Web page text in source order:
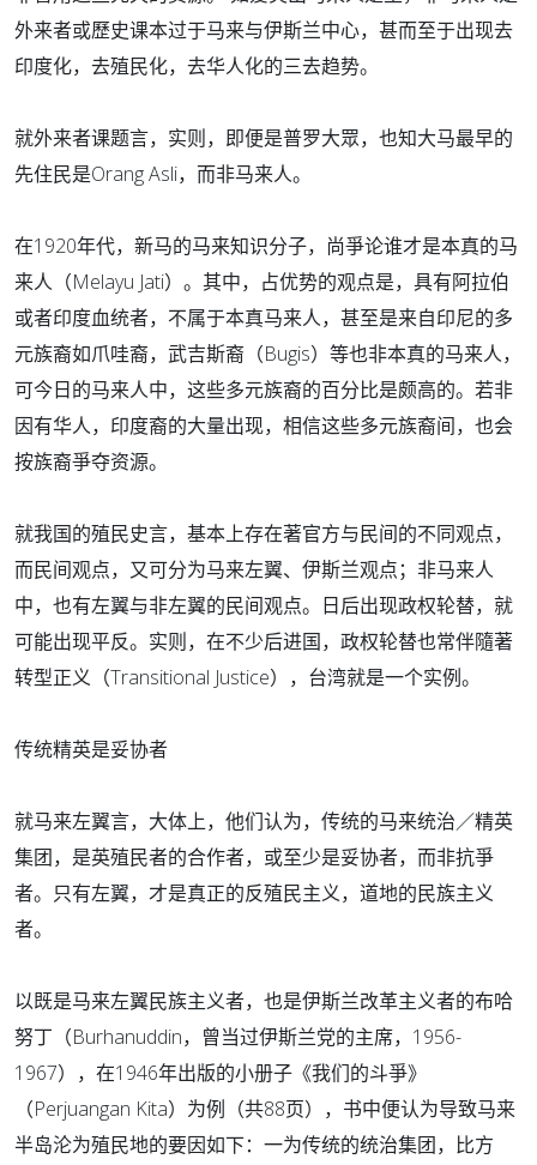
外来者或歷史课本过于马来与伊斯兰中心，甚而至于出现去
印度化，去殖民化，去华人化的三去趋势。
就外来者课题言，实则，即便是普罗大眾，也知大马最早的
先住民是Orang Asli，而非马来人。
在1920年代，新马的马来知识分子，尚爭论谁才是本真的马
来人（Melayu Jati）。其中，占优势的观点是，具有阿拉伯
或者印度血统者，不属于本真马来人，甚至是来自印尼的多
元族裔如爪哇裔，武吉斯裔（Bugis）等也非本真的马来人，
可今日的马来人中，这些多元族裔的百分比是颇高的。若非
因有华人，印度裔的大量出现，相信这些多元族裔间，也会
按族裔爭夺资源。
就我国的殖民史言，基本上存在著官方与民间的不同观点，
而民间观点，又可分为马来左翼、伊斯兰观点；非马来人
中，也有左翼与非左翼的民间观点。日后出现政权轮替，就
可能出现平反。实则，在不少后进国，政权轮替也常伴隨著
转型正义（Transitional Justice），台湾就是一个实例。
传统精英是妥协者
就马来左翼言，大体上，他们认为，传统的马来统治／精英
集团，是英殖民者的合作者，或至少是妥协者，而非抗爭
者。只有左翼，才是真正的反殖民主义，道地的民族主义
者。
以既是马来左翼民族主义者，也是伊斯兰改革主义者的布哈
努丁（Burhanuddin，曾当过伊斯兰党的主席，1956-
1967），在1946年出版的小册子《我们的斗爭》
（Perjuangan Kita）为例（共88页），书中便认为导致马来
半岛沦为殖民地的要因如下：一为传统的统治集团，比方